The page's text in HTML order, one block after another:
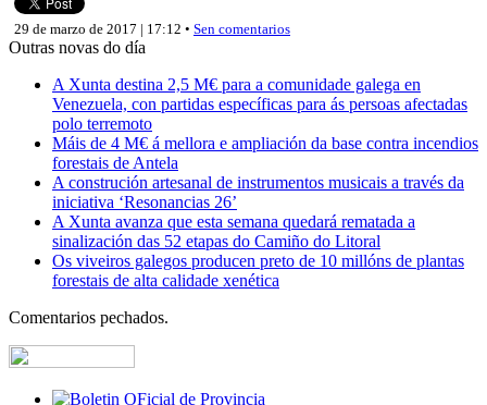
29 de marzo de 2017 | 17:12 • Sen comentarios
Outras novas do día
A Xunta destina 2,5 M€ para a comunidade galega en
Venezuela, con partidas específicas para ás persoas afectadas
polo terremoto
Máis de 4 M€ á mellora e ampliación da base contra incendios
forestais de Antela
A construción artesanal de instrumentos musicais a través da
iniciativa ‘Resonancias 26’
A Xunta avanza que esta semana quedará rematada a
sinalización das 52 etapas do Camiño do Litoral
Os viveiros galegos producen preto de 10 millóns de plantas
forestais de alta calidade xenética
Comentarios pechados.